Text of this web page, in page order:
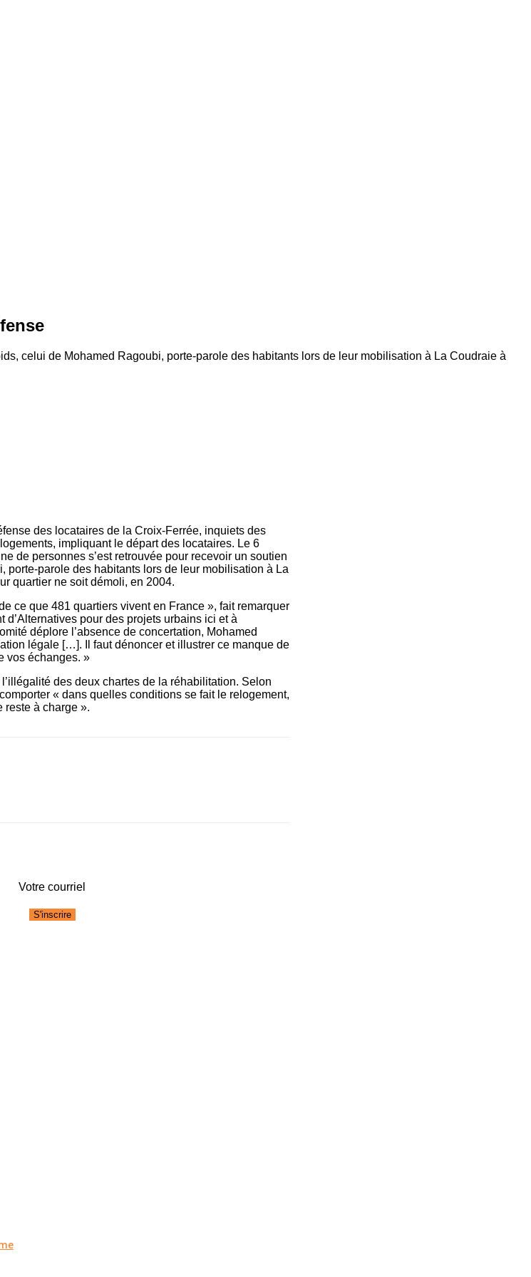
celui de Mohamed Ragoubi, porte-parole des habitants lors de leur mobilisation à La Coudraie à
des locataires de la Croix-Ferrée, inquiets des
impliquant le départ des locataires. Le 6
de personnes s’est retrouvée pour recevoir un soutien
porte-parole des habitants lors de leur mobilisation à La
quartier ne soit démoli, en 2004.
ce que 481 quartiers vivent en France », fait remarquer
pour des projets urbains ici et à
déplore l’absence de concertation, Mohamed
légale […]. Il faut dénoncer et illustrer ce manque de
vos échanges. »
des deux chartes de la réhabilitation. Selon
« dans quelles conditions se fait le relogement,
reste à charge ».
Votre courriel